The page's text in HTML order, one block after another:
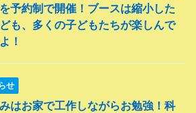
予約制で開催！ブースは縮小した
も、多くの子どもたちが楽しんで
！
せ
はお家で工作しながらお勉強！科